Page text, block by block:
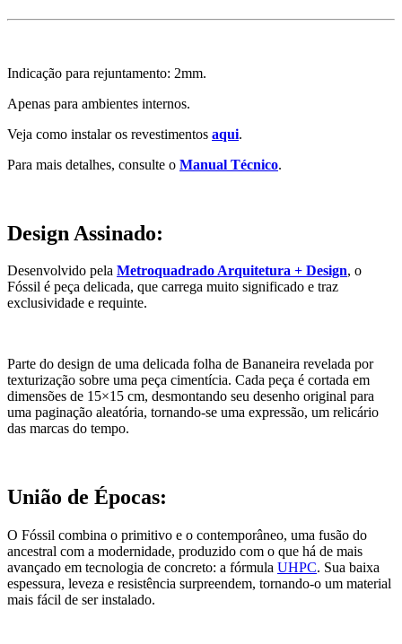
Indicação para rejuntamento: 2mm.
Apenas para ambientes internos.
Veja como instalar os revestimentos aqui.
Para mais detalhes, consulte o Manual Técnico.
Design Assinado:
Desenvolvido pela Metroquadrado Arquitetura + Design, o
Fóssil é peça delicada, que carrega muito significado e traz
exclusividade e requinte.
Parte do design de uma delicada folha de Bananeira revelada por
texturização sobre uma peça cimentícia. Cada peça é cortada em
dimensões de 15×15 cm, desmontando seu desenho original para
uma paginação aleatória, tornando-se uma expressão, um relicário
das marcas do tempo.
União de Épocas:
O Fóssil combina o primitivo e o contemporâneo, uma fusão do
ancestral com a modernidade, produzido com o que há de mais
avançado em tecnologia de concreto: a fórmula UHPC. Sua baixa
espessura, leveza e resistência surpreendem, tornando-o um material
mais fácil de ser instalado.